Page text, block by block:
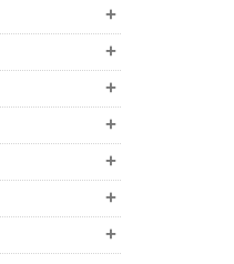
+
+
+
+
+
+
+